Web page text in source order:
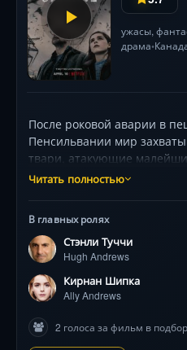
ужасы,
драма•
После роковой аварии в
Пенсильвании мир
твари, атакующие
дочерью (Кирнан Шипка)
полон неожиданных
до фанатичных культов,
кара небес. Родители
готовы на всё, чтобы
может стать смертным
выживания и драмой о
Читать полностью
В главных ролях
Стэнли Туччи
Hugh Andrews
Кирнан Шипка
Ally Andrews
2 голоса за фильм в